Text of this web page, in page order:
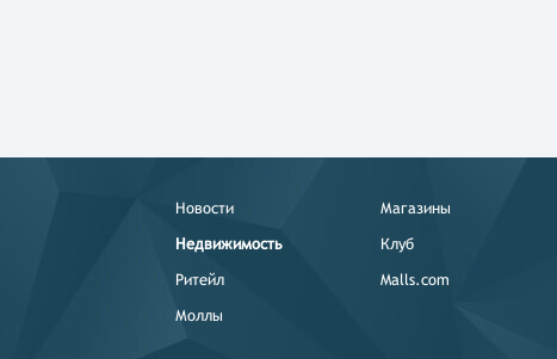
Новости
Недвижимость
Ритейл
Моллы
Магазины
Клуб
Malls.com